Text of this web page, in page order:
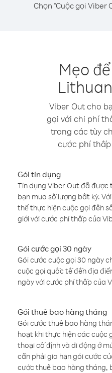
Chọn "Cuộc gọi Viber
Mẹo
Viber Out cho
gọi với chi phí
trong các tùy
cước phí
Gói tín dụng
Tín dụng Viber Out đã được
bạn mua số lượng bất kỳ.
thể thực hiện cuộc gọi đến
giới với cước phí thấp của
Gói cước gọi 30 ngày
Gói cước cuộc gọi 30 ngày
cuộc gọi quốc tế đến địa
ngày với cước phí thấp của
Gói thuê bao hàng tháng
Gói cước thuê bao hàng
hoạt khi thực hiện các cuộc
thoại cố định và di động ở
cần phải gia hạn gói cước
cước thuê bao hàng tháng,